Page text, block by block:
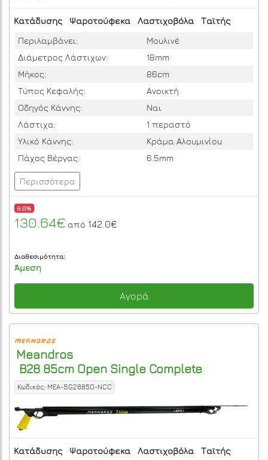
Κατάδυσης Ψαροτούφεκα Λαστιχοβόλα
Ταϊτής
Περιλαμβάνει:
Μουλινέ
Διάμετρος Λάστιχων:
18mm
Μήκος:
86cm
Τύπος Κεφαλής:
Ανοικτή
Οδηγός Κάννης:
Ναι
Λάστιχα:
1 περαστό
Υλικό Κάννης:
Κράμα Αλουμινίου
Πάχος Βέργας:
6.5mm
Περισσότερα
8.0%
130.64€ από 142.0€
Διαθεσιμότητα:
Άμεση
Αγορά
Meandros
B28 85cm Open Single Complete
Κωδικός: MEA-SG2885O-NCC
Κατάδυσης Ψαροτούφεκα Λαστιχοβόλα
Ταϊτής